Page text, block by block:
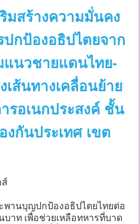
มสร้างความมั่นคง
กป้องอธิปไตยจาก
นวชายแดนไทย-
ส้นทางเคลื่อนย้าย
รอเนกประสงค์ ชั้น
กันประเทศ เขต
ส์
พานบุญปกป้องอธิปไตยไทยต่อ
าท เพื่อช่วยเหลือทหารที่บาด